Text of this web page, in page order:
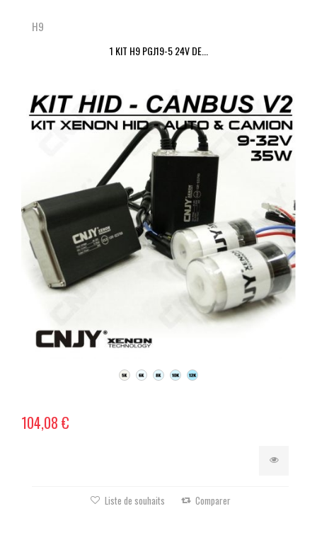
H9
1 KIT H9 PGJ19-5 24V DE...
104,08 €
Liste de souhaits Comparer